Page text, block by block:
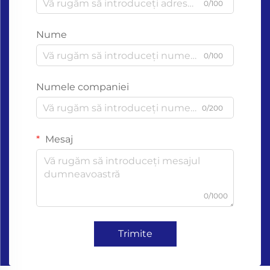
0/100
Nume
0/100
Numele companiei
0/200
Mesaj
0/1000
Trimite